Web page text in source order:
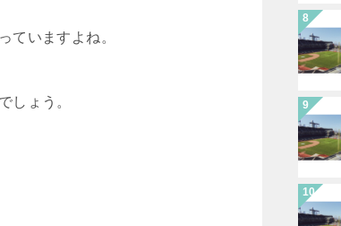
ていますよね。
しょう。